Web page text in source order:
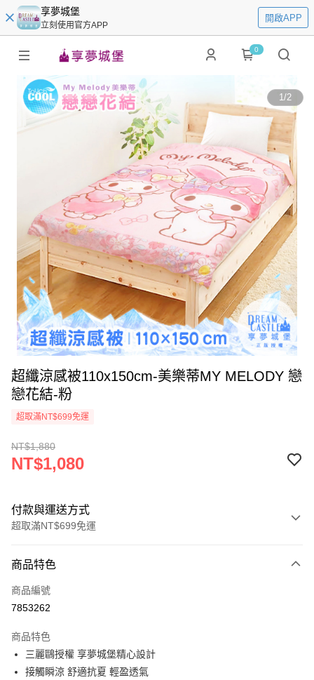
享夢城堡
立刻使用官方APP
開啟APP
0
1/2
超纖涼感被110x150cm-美樂蒂MY MELODY 戀
戀花結-粉
超取滿NT$699免運
NT$1,880
NT$1,080
付款與運送方式
超取滿NT$699免運
信用卡一次付款
超商取貨付款
Apple Pay
街口支付
商品特色
商品編號
7853262
商品特色
三麗鷗授權 享夢城堡精心設計
接觸瞬涼 舒適抗夏 輕盈透氣